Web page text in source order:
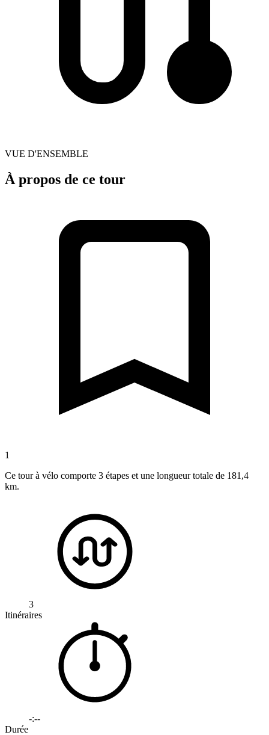
VUE D'ENSEMBLE
À propos de ce tour
1
Ce tour à vélo comporte 3 étapes et une longueur totale de 181,4
km.
3
Itinéraires
-:--
Durée